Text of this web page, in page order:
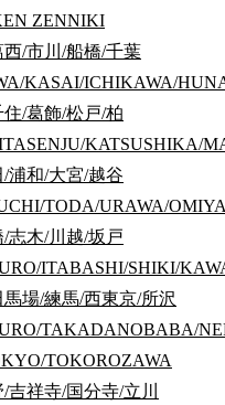
ZENNIKI
/市川/船橋/千葉
KASAI/ICHIKAWA/
住/葛飾/松戸/柏
KATSUSHIKA/
/浦和/大宮/越谷
TODA/URAWA/
志木/川越/坂戸
ITABASHI/SHIKI/
場/練馬/西東京/所沢
TAKADANOBABA/
TOKOROZAWA
吉祥寺/国分寺/立川